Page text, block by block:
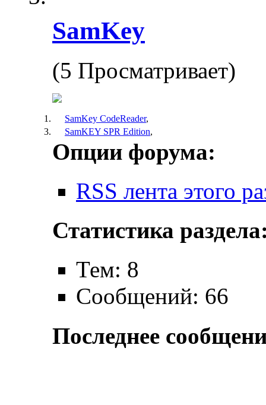
SamKey
(5 Просматривает)
SamKey CodeReader,
SamKEY SPR Edition,
Опции форума:
RSS лента этого
Статистика
Тем: 8
Сообщений: 66
Последнее